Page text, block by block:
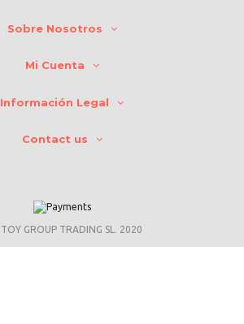
Sobre Nosotros
Mi Cuenta
Información Legal
Contact us
TOY GROUP TRADING SL. 2020